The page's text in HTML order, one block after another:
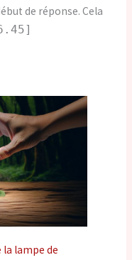
de réponse. Cela
lampe de